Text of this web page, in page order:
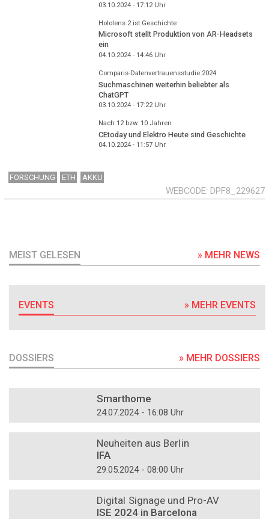
03.10.2024 - 17:12Uhr
Hololens 2 ist Geschichte
Microsoft stellt Produktion von AR-Headsets
ein
04.10.2024 - 14:46Uhr
Comparis-Datenvertrauensstudie 2024
Suchmaschinen weiterhin beliebter als
ChatGPT
03.10.2024 - 17:22Uhr
Nach 12 bzw. 10 Jahren
CEtoday und Elektro Heute sind Geschichte
04.10.2024 - 11:57Uhr
FORSCHUNG ETH AKKU
WEBCODE DPF8_229627
MEIST GELESEN » MEHR NEWS
EVENTS » MEHR EVENTS
DOSSIERS » MEHR DOSSIERS
Smarthome
24.07.2024 - 16:08 Uhr
Neuheiten aus Berlin
IFA
29.05.2024 - 08:00 Uhr
Digital Signage und Pro-AV
ISE 2024 in Barcelona